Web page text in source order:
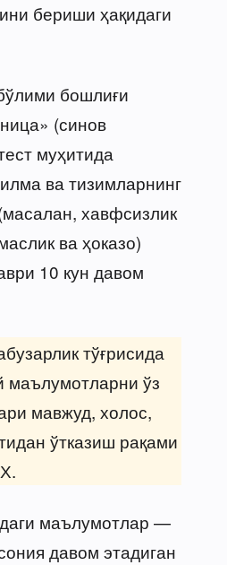
бериши ҳақидаги
бошлиғи
(синов
муҳитида
ва тизимларнинг
хавфсизлик
ва ҳоказо)
10 кун давом
тўғрисида
маълумотларни ўз
мавжуд, холос,
ўтказиш рақами
маълумотлар —
давом этадиган